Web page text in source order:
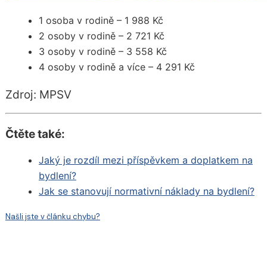
1 osoba v rodině – 1 988 Kč
2 osoby v rodině – 2 721 Kč
3 osoby v rodině – 3 558 Kč
4 osoby v rodině a více – 4 291 Kč
Zdroj: MPSV
Čtěte také:
Jaký je rozdíl mezi příspěvkem a doplatkem na
bydlení?
Jak se stanovují normativní náklady na bydlení?
Našli jste v článku chybu?